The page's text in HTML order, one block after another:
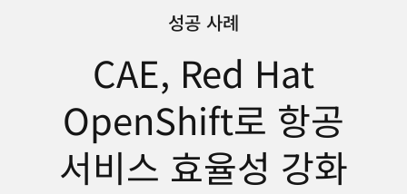
성공 사례
CAE, Red Hat
OpenShift로 항공
서비스 효율성 강화